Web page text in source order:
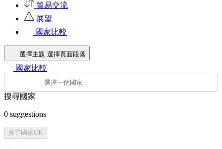
貿易交流
展望
國家比較
選擇主題 選擇頁面段落
國家比較
搜尋國家
0 suggestions
搜尋國家OK